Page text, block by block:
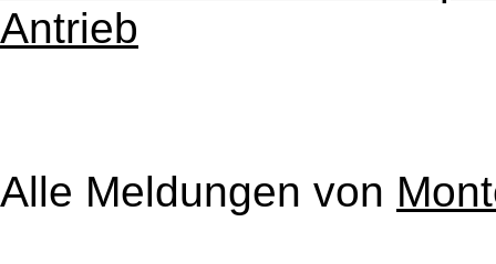
Antrieb
Alle Meldungen von